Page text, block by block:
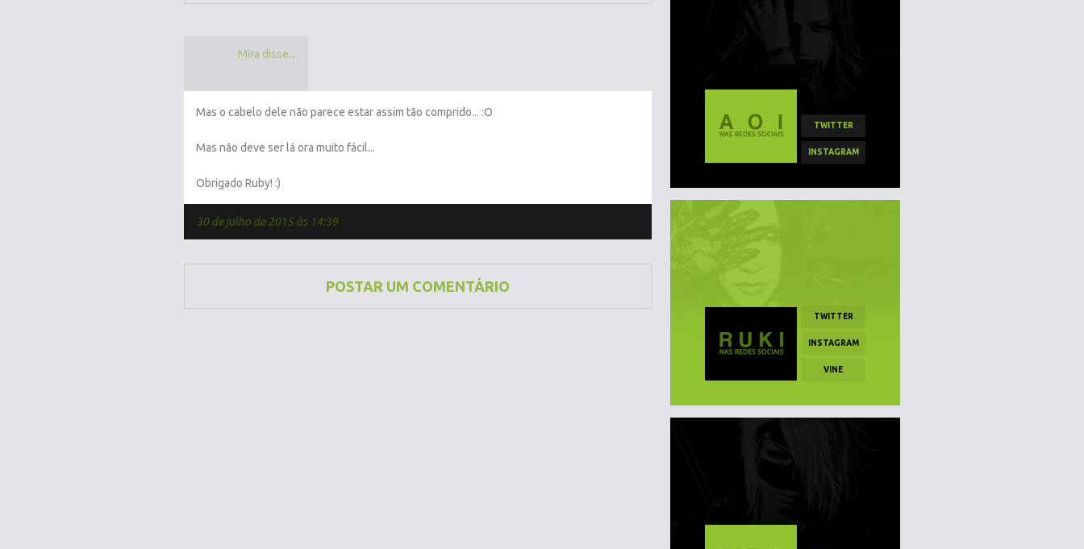
Mira disse...
Mas o cabelo dele não parece estar assim tão comprido... :O
Mas não deve ser lá ora muito fácil...
Obrigado Ruby! :)
30 de julho de 2015 às 14:39
POSTAR UM COMENTÁRIO
TWITTER
INSTAGRAM
TWITTER
INSTAGRAM
VINE